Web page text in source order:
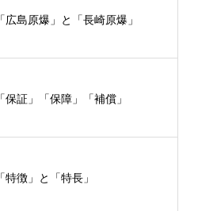
「広島原爆」と「長崎原爆」
「保証」「保障」「補償」
「特徴」と「特長」